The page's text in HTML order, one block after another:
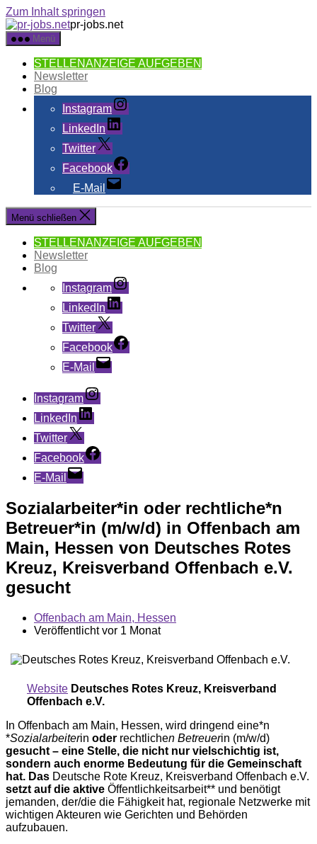
Zum Inhalt springen
pr-jobs.net
Menü
STELLENANZEIGE AUFGEBEN
Newsletter
Blog
Instagram
LinkedIn
Twitter
Facebook
E-Mail
Menü schließen
STELLENANZEIGE AUFGEBEN
Newsletter
Blog
Instagram
LinkedIn
Twitter
Facebook
E-Mail
Instagram
LinkedIn
Twitter
Facebook
E-Mail
Sozialarbeiter*in oder rechtliche*n
Betreuer*in (m/w/d) in Offenbach am
Main, Hessen von Deutsches Rotes
Kreuz, Kreisverband Offenbach e.V.
gesucht
Offenbach am Main, Hessen
Veröffentlicht vor 1 Monat
Website Deutsches Rotes Kreuz, Kreisverband
Offenbach e.V.
In Offenbach am Main, Hessen, wird dringend eine*n
*Sozialarbeiterin oder rechtlichen Betreuerin (m/w/d)
gesucht – eine Stelle, die nicht nur vielschichtig ist,
sondern auch enorme Bedeutung für die Gemeinschaft
hat. Das Deutsche Rote Kreuz, Kreisverband Offenbach e.V.
setzt auf die aktive Öffentlichkeitsarbeit** und benötigt
jemanden, der/die die Fähigkeit hat, regionale Netzwerke mit
wichtigen Akteuren wie Gerichten und Behörden
aufzubauen.